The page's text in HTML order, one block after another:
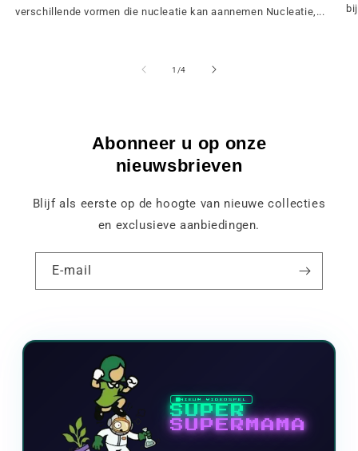
verschillende vormen die nucleatie kan aannemen Nucleatie,...
1 /van
4
Abonneer u op onze
nieuwsbrieven
Blijf als eerste op de hoogte van nieuwe collecties
en exclusieve aanbiedingen.
E-mail
NIEUW VIDEOSPEL
SUPER
SUPERMAMA